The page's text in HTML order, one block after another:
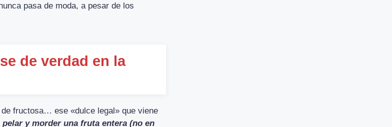
pasa de moda, a pesar de los
de verdad en la
fructosa… ese «dulce legal» que viene
pelar y morder una fruta entera (no en